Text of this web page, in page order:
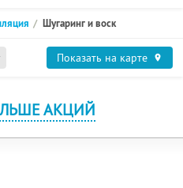
Шугаринг и воск
Показать на карте
АКЦИЙ